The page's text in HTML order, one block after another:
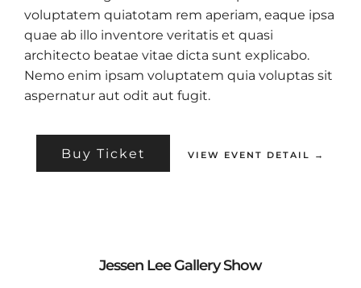
voluptatem quiatotam rem aperiam, eaque ipsa
quae ab illo inventore veritatis et quasi
architecto beatae vitae dicta sunt explicabo.
Nemo enim ipsam voluptatem quia voluptas sit
aspernatur aut odit aut fugit.
Buy Ticket VIEW EVENT DETAIL →
Jessen Lee Gallery Show